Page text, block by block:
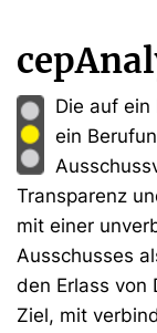
Die auf
ein
Transparenz
mit einer
Ausschusses
den Erlass von
Ziel, mit